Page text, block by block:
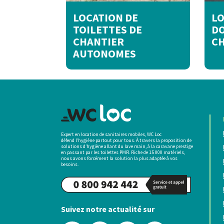
LOCATION DE
TOILETTES DE
CHANTIER
AUTONOMES
Expert en location de sanitaires mobiles, WC Loc
défend l’hygiène partout pour tous. À travers la proposition de
solutions d’hygiène allant du lave main, à la caravane prestige
en passant par les toilettes PMR. Riche de 15 000 matériels,
nous avons forcément la solution la plus adaptée à vos
besoins.
Suivez notre actualité sur